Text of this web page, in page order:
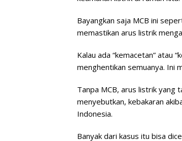
Bayangkan saja MCB ini
memastikan arus listrik
Kalau ada “kemacetan” atau
menghentikan semuanya. Ini
Tanpa MCB, arus listrik yang
menyebutkan, kebakaran
Indonesia.
Banyak dari kasus itu bisa